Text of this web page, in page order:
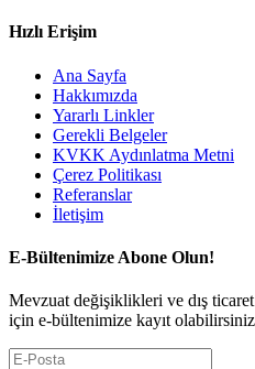
Hızlı Erişim
Ana Sayfa
Hakkımızda
Yararlı Linkler
Gerekli Belgeler
KVKK Aydınlatma Metni
Çerez Politikası
Referanslar
İletişim
E-Bültenimize Abone Olun!
Mevzuat değişiklikleri ve dış
için e-bültenimize kayıt